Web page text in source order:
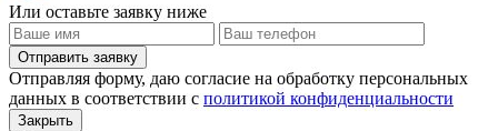
Или оставьте заявку ниже
Отправить заявку
Отправляя форму, даю согласие на обработку персональных
данных в соответствии с политикой конфиденциальности
Закрыть